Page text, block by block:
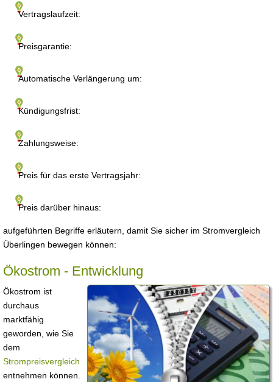
Vertragslaufzeit:
Preisgarantie:
Automatische Verlängerung um:
Kündigungsfrist:
Zahlungsweise:
Preis für das erste Vertragsjahr:
Preis darüber hinaus:
aufgeführten Begriffe erläutern, damit Sie sicher im Stromvergleich
Überlingen bewegen können:
Ökostrom - Entwicklung
Ökostrom ist
durchaus
marktfähig
geworden, wie Sie
dem
Strompreisvergleich
entnehmen können.